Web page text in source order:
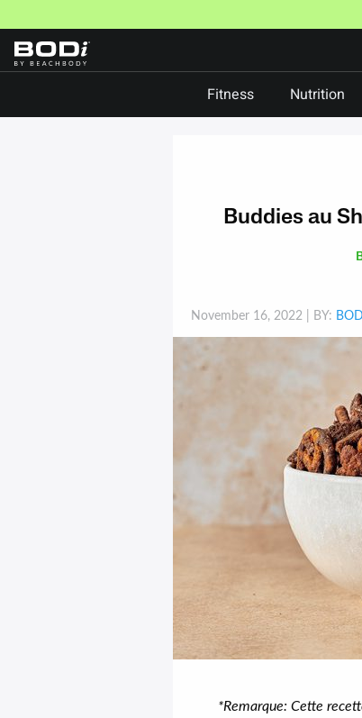
content
Fitness Nutrition
Buddies au
November 16, 2022 | BY:
*Remarque: Cette